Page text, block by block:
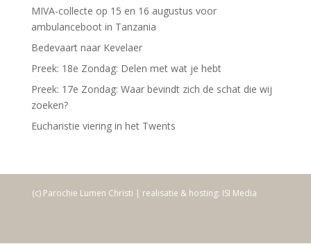
MIVA-collecte op 15 en 16 augustus voor
ambulanceboot in Tanzania
Bedevaart naar Kevelaer
Preek: 18e Zondag: Delen met wat je hebt
Preek: 17e Zondag: Waar bevindt zich de schat die wij
zoeken?
Eucharistie viering in het Twents
(c) Parochie Lumen Christi | realisatie & hosting: ISI Media